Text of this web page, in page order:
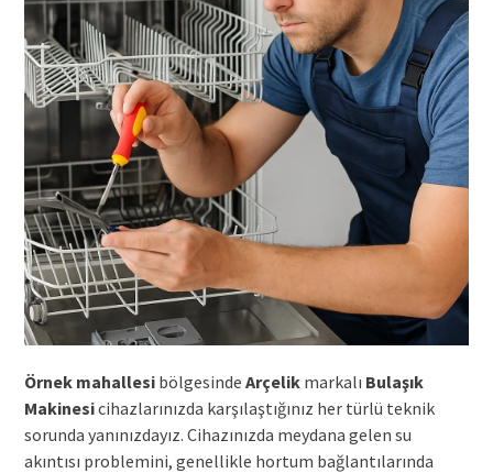
Örnek mahallesibölgesinde Arçelikmarkalı Bulaşık
Makinesicihazlarınızda karşılaştığınız her türlü teknik
sorunda yanınızdayız. Cihazınızda meydana gelen su
akıntısı problemini, genellikle hortum bağlantılarında